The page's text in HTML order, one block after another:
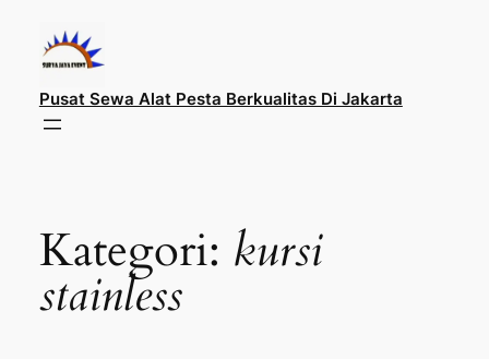
konten
Pusat Sewa Alat Pesta Berkualitas Di Jakarta
Kategori: kursi
stainless